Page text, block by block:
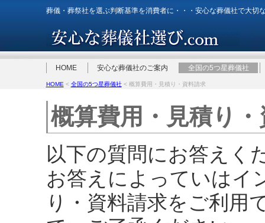
葬儀・葬祭社を選ぶ判断基準を消費者に・・・安心な葬儀社で大切
HOME 安心な葬儀社のご案内 全国の5つ星葬儀社
HOME < 全国の5つ星葬儀社< 概算費用・見積り・資料請求
概算費用・見積り
以下の質問にお答えく
お答えによっていはイ
り・資料請求をご利用